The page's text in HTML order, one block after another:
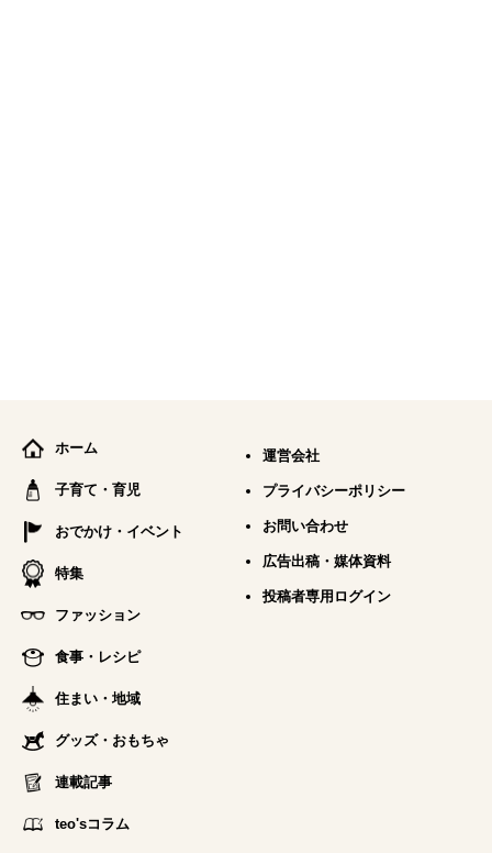
ホーム
子育て・育児
おでかけ・イベント
特集
ファッション
食事・レシピ
住まい・地域
グッズ・おもちゃ
連載記事
teo'sコラム
運営会社
プライバシーポリシー
お問い合わせ
広告出稿・媒体資料
投稿者専用ログイン